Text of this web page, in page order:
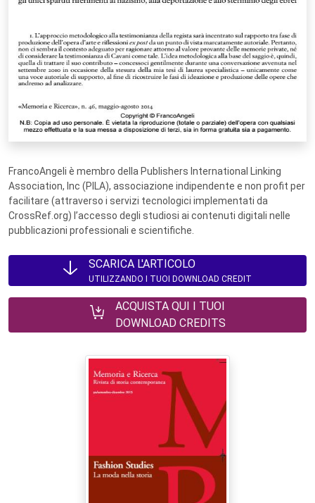
FrancoAngeli è membro della Publishers International Linking
Association, Inc (PILA), associazione indipendente e non profit per
facilitare (attraverso i servizi tecnologici implementati da
CrossRef.org) l’accesso degli studiosi ai contenuti digitali nelle
pubblicazioni professionali e scientifiche.
SCARICA L'ARTICOLO
UTILIZZANDO I TUOI DOWNLOAD CREDIT
ACQUISTA QUI I TUOI
DOWNLOAD CREDITS